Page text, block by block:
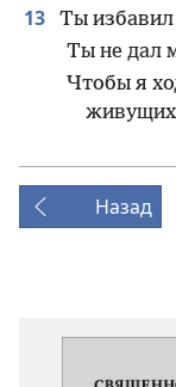
13 Ты
Ты не дал
Чтобы я
живущих
Назад